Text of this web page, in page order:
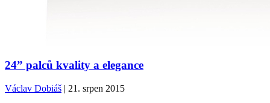
24” palců kvality a elegance
Václav Dobiáš | 21. srpen 2015